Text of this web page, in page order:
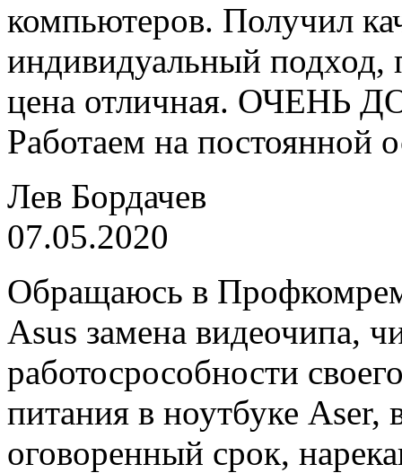
компьютеров. Получил
индивидуальный подход,
цена отличная. ОЧЕНЬ
Работаем на постоянной
Лев Бордачев
07.05.2020
Обращаюсь в
Asus замена видеочипа,
работосрособности
питания в ноутбуке Aser,
оговоренный срок,